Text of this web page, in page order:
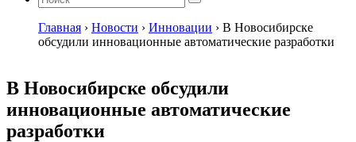
Главная › Новости › Инновации › В Новосибирске
обсудили инновационные автоматические разработки
В Новосибирске обсудили
инновационные автоматические
разработки